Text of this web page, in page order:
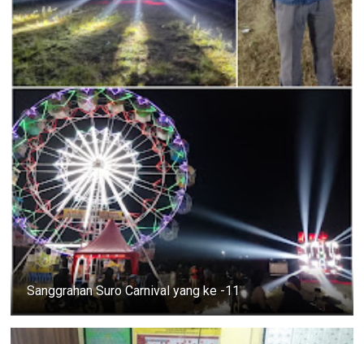
Sanggrahan Suro Carnival yang ke -11